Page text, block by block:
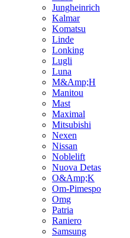
Jungheinrich
Kalmar
Komatsu
Linde
Lonking
Lugli
Luna
M&Amp;H
Manitou
Mast
Maximal
Mitsubishi
Nexen
Nissan
Noblelift
Nuova Detas
O&Amp;K
Om-Pimespo
Omg
Patria
Raniero
Samsung